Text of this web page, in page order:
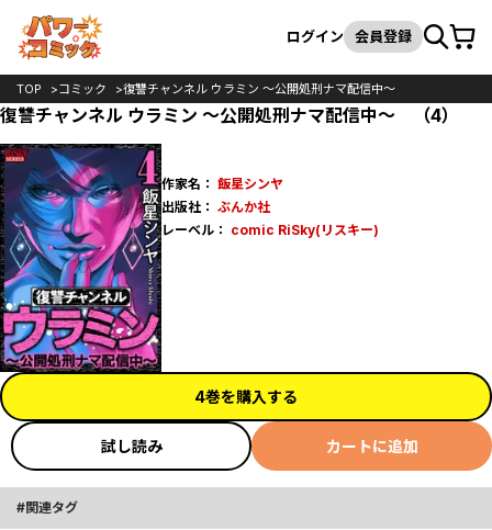
検索
ログイン 会員登録カート
TOP コミック 復讐チャンネル ウラミン ～公開処刑ナマ配信中～
復讐チャンネル ウラミン ～公開処刑ナマ配信中～ （4）
作家名： 飯星シンヤ
出版社： ぶんか社
レーベル： comic RiSky(リスキー)
4巻を購入する
試し読み カートに追加
関連タグ